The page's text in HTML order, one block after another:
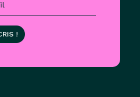
!